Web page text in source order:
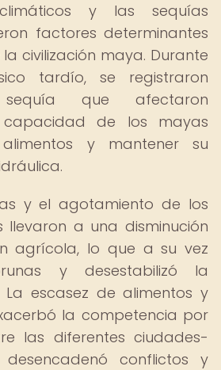
y las sequías
factores determinantes
civilización maya. Durante
tardío, se registraron
que afectaron
de los mayas
y mantener su
y el agotamiento de los
llevaron a una disminución
agrícola, lo que a su vez
y desestabilizó la
escasez de alimentos y
la competencia por
las diferentes ciudades-
conflictos y